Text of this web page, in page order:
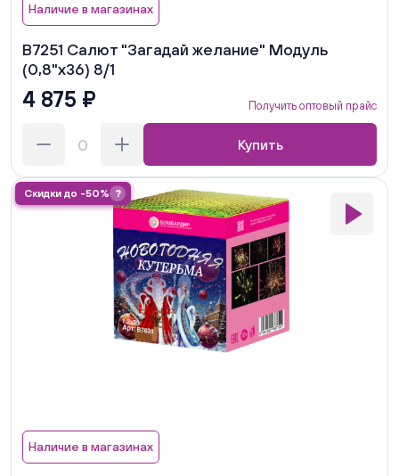
Наличие в магазинах
В7251 Салют "Загадай желание" Модуль
(0,8"х36) 8/1
4 875 ₽ Получить оптовый прайс
Купить
Скидки до -50% ?
Наличие в магазинах